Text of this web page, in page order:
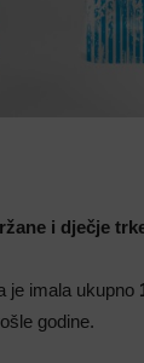
i dječje
je imala ukupno
godine.